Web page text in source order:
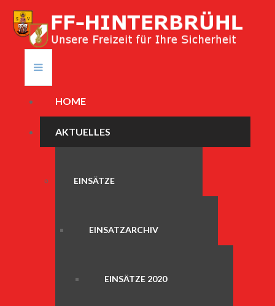
HOME
AKTUELLES
EINSÄTZE
EINSATZARCHIV
EINSÄTZE 2020